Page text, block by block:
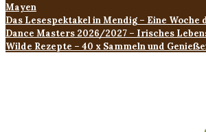
Mayen
Das Lesespektakel in Mendig – Eine Woche
Dance Masters 2026/2027 – Irisches
Wilde Rezepte – 40 x Sammeln und